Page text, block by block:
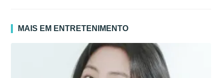
MAIS EM ENTRETENIMENTO